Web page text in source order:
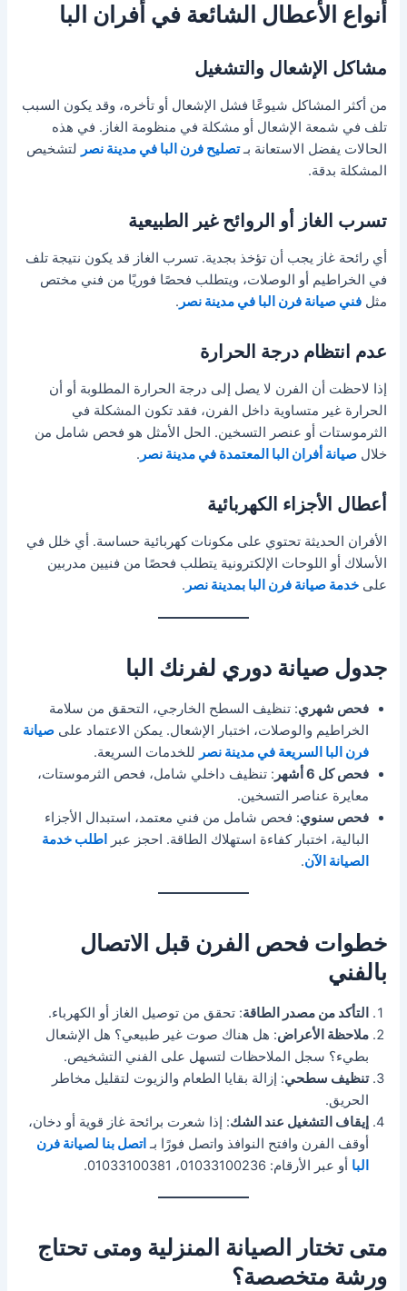
أنواع الأعطال الشائعة في أفران البا
مشاكل الإشعال والتشغيل
من أكثر المشاكل شيوعًا فشل الإشعال أو تأخره، وقد يكون السبب
تلف في شمعة الإشعال أو مشكلة في منظومة الغاز. في هذه
الحالات يفضل الاستعانة بـتصليح فرن البا في مدينة نصر لتشخيص
المشكلة بدقة.
تسرب الغاز أو الروائح غير الطبيعية
أي رائحة غاز يجب أن تؤخذ بجدية. تسرب الغاز قد يكون نتيجة تلف
في الخراطيم أو الوصلات، ويتطلب فحصًا فوريًا من فني مختص
مثلفني صيانة فرن البا في مدينة نصر .
عدم انتظام درجة الحرارة
إذا لاحظت أن الفرن لا يصل إلى درجة الحرارة المطلوبة أو أن
الحرارة غير متساوية داخل الفرن، فقد تكون المشكلة في
الثرموستات أو عنصر التسخين. الحل الأمثل هو فحص شامل من
خلالصيانة أفران البا المعتمدة في مدينة نصر .
أعطال الأجزاء الكهربائية
الأفران الحديثة تحتوي على مكونات كهربائية حساسة. أي خلل في
الأسلاك أو اللوحات الإلكترونية يتطلب فحصًا من فنيين مدربين
علىخدمة صيانة فرن البا بمدينة نصر .
جدول صيانة دوري لفرنك البا
فحص شهري: تنظيف السطح الخارجي، التحقق من سلامة
الخراطيم والوصلات، اختبار الإشعال. يمكن الاعتماد علىصيانة
فرن البا السريعة في مدينة نصر للخدمات السريعة.
فحص كل 6 أشهر
: تنظيف داخلي شامل، فحص الثرموستات،
معايرة عناصر التسخين.
فحص سنوي: فحص شامل من فني معتمد، استبدال الأجزاء
البالية، اختبار كفاءة استهلاك الطاقة. احجز عبر
اطلب خدمة
الصيانة الآن.
خطوات فحص الفرن قبل الاتصال
بالفني
التأكد من مصدر الطاقة: تحقق من توصيل الغاز أو الكهرباء.
ملاحظة الأعراض: هل هناك صوت غير طبيعي؟ هل الإشعال
بطيء؟ سجل الملاحظات لتسهل على الفني التشخيص.
تنظيف سطحي: إزالة بقايا الطعام والزيوت لتقليل مخاطر
الحريق.
إيقاف التشغيل عند الشك: إذا شعرت برائحة غاز قوية أو دخان،
أوقف الفرن وافتح النوافذ واتصل فورًا بـ اتصل بنا لصيانة فرن
البا أو عبر الأرقام: 01033100236، 01033100381.
متى تختار الصيانة المنزلية ومتى تحتاج
ورشة متخصصة؟